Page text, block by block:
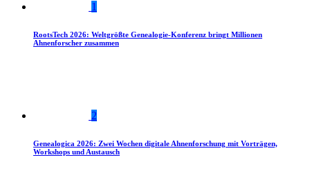
1
RootsTech 2026: Weltgrößte Genealogie-Konferenz bringt Millionen
Ahnenforscher zusammen
2
Genealogica 2026: Zwei Wochen digitale Ahnenforschung mit Vorträgen,
Workshops und Austausch